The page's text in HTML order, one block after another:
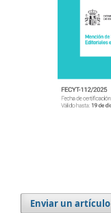
Enviar un artículo